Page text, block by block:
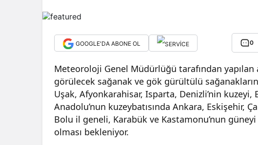
GOOGLE'DA ABONE OL 0
Meteoroloji Genel Müdürlüğü tarafından yapılan
görülecek sağanak ve gök gürültülü
Uşak, Afyonkarahisar, Isparta, Denizli’nin kuzeyi,
Anadolu’nun kuzeybatısında Ankara, Eskişehir,
Bolu il geneli, Karabük ve Kastamonu’nun
olması bekleniyor.